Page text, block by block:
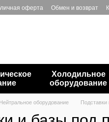
оферта Обмен и возврат
Холодильное
оборудование
Нейтральное оборудование Подставки